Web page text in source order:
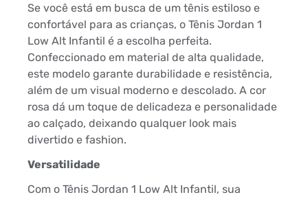
Se você está em busca de um tênis estiloso e
confortável para as crianças, o Tênis Jordan 1
Low Alt Infantil é a escolha perfeita.
Confeccionado em material de alta qualidade,
este modelo garante durabilidade e resistência,
além de um visual moderno e descolado. A cor
rosa dá um toque de delicadeza e personalidade
ao calçado, deixando qualquer look mais
divertido e fashion.
Versatilidade
Com o Tênis Jordan 1 Low Alt Infantil, sua